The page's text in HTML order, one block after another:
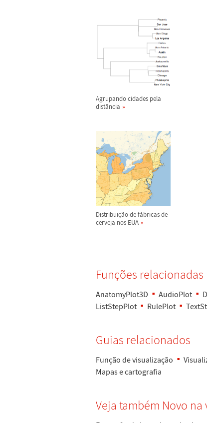
Agrupando cidades pela
distância
Distribuição de fábricas de
cerveja nos EUA
Funções relacionadas
AnatomyPlot3D AudioPlot
ListStepPlot
RulePlot
Guias relacionados
Função de visualização
Mapas e cartografia
Veja também Novo na